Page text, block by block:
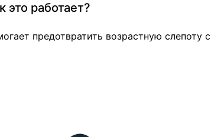
работает?
предотвратить возрастную слепоту